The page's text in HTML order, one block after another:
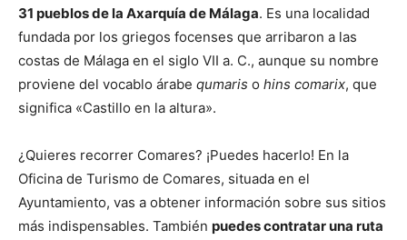
31 pueblos de la Axarquía de Málaga. Es una localidad
fundada por los griegos focenses que arribaron a las
costas de Málaga en el siglo VII a. C., aunque su nombre
proviene del vocablo árabe qumaris o hins comarix, que
significa «Castillo en la altura».
¿Quieres recorrer Comares? ¡Puedes hacerlo! En la
Oficina de Turismo de Comares, situada en el
Ayuntamiento, vas a obtener información sobre sus sitios
más indispensables. También puedes contratar una ruta